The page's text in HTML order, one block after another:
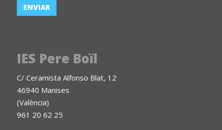
IES Pere Boïl
C/ Ceramista Alfonso Blat, 12
46940 Manises
(València)
961 20 62 25